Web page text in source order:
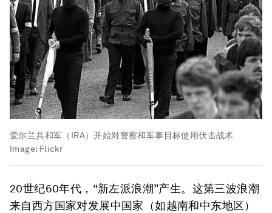
爱尔兰共和军（IRA）开始对警察和军事目标使用伏击战术
Image: Flickr
20世纪60年代，“新左派浪潮”产生。这第三波浪潮
来自西方国家对发展中国家（如越南和中东地区）